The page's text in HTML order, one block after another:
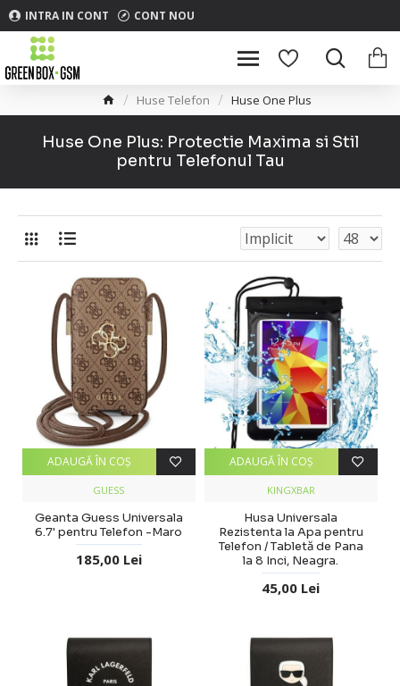
INTRA IN CONT CONT NOU
Huse Telefon Huse One Plus
Huse One Plus: Protectie Maxima si Stil
pentru Telefonul Tau
GUESS
Geanta Guess Universala
6.7' pentru Telefon -Maro
185,00 Lei
ADAUGĂ ÎN COŞ
KINGXBAR
Husa Universala
Rezistenta la Apa pentru
Telefon / Tabletă de Pana
la 8 Inci, Neagra.
45,00 Lei
ADAUGĂ ÎN COŞ